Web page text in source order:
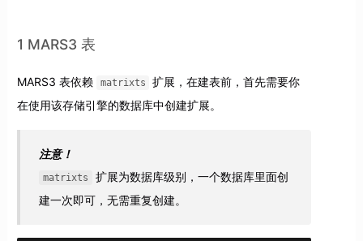
1 MARS3 表
MARS3 表依赖 matrixts
扩展，在建表前，首先需要你
在使用该存储引擎的数据库中创建扩展。
注意！
matrixts
扩展为数据库级别，一个数据库里面创
建一次即可，无需重复创建。